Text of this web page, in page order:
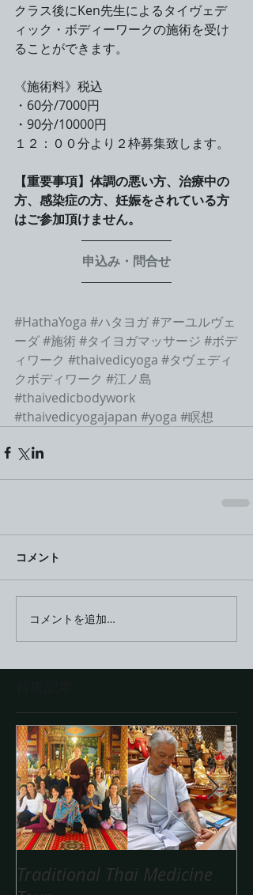
クラス後にKen先生によるタイヴェデ
ィック・ボディーワークの施術を受け
ることができます。
《施術料》税込
・60分/7000円
・90分/10000円
１２：００分より２枠募集致します。
【重要事項】体調の悪い方、治療中の
方、感染症の方、妊娠をされている方
はご参加頂けません。
申込み・問合せ
#HathaYoga #ハタヨガ#アーユルヴェ
ーダ#施術#タイヨガマッサージ #ボデ
ィワーク #thaivedicyoga #タヴェディ
クボディワーク #江ノ島
#thaivedicbodywork
#thaivedicyogajapan #yoga #瞑想
コメント
コメントを追加…
Traditional Thai Medicine